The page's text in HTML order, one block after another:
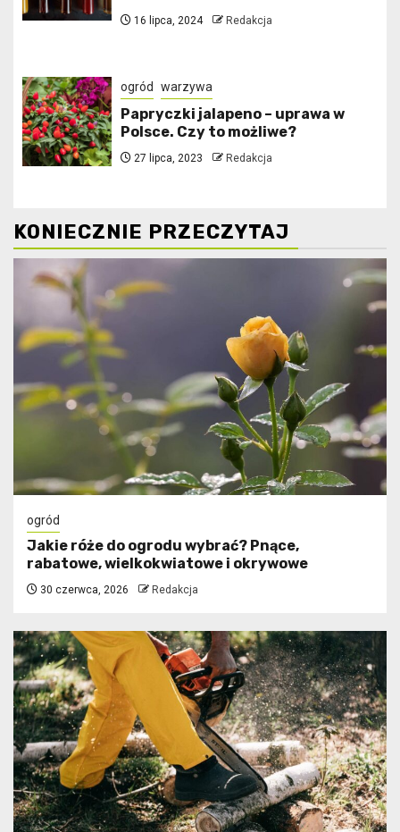
16 lipca, 2024 Redakcja
ogród warzywa
Papryczki jalapeno – uprawa w
Polsce. Czy to możliwe?
27 lipca, 2023 Redakcja
KONIECZNIE PRZECZYTAJ
ogród
Jakie róże do ogrodu wybrać? Pnące,
rabatowe, wielkokwiatowe i okrywowe
30 czerwca, 2026 Redakcja